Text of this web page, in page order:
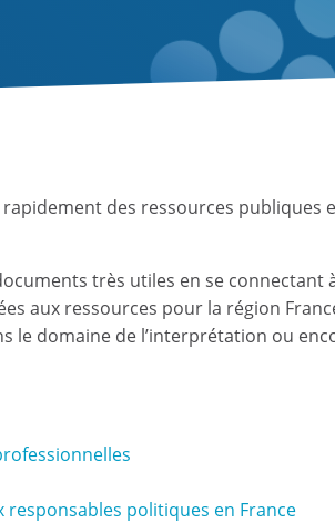
des ressources publiques
très utiles en se connectant
aux ressources pour la région
le domaine de l’interprétation ou
responsables politiques en France